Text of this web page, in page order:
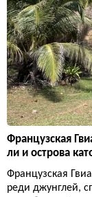
Французская
ли и острова
Французская
реди джунглей,